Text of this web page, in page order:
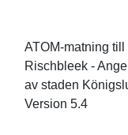
ATOM-matning
Rischbleek -
av staden
Version 5.4